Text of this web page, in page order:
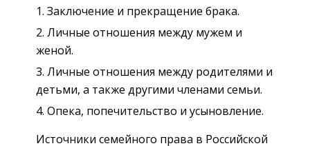
Заключение и прекращение брака.
Личные отношения между мужем и
женой.
Личные отношения между родителями и
детьми, а также другими членами семьи.
Опека, попечительство и усыновление.
Источники семейного права в Российской